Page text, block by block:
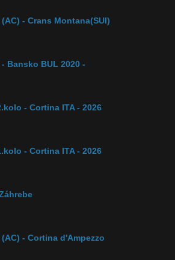
- Crans Montana(SUI)
- Bansko BUL 2020 -
- Cortina ITA - 2026
- Cortina ITA - 2026
(AC) - Cortina d'Ampezzo